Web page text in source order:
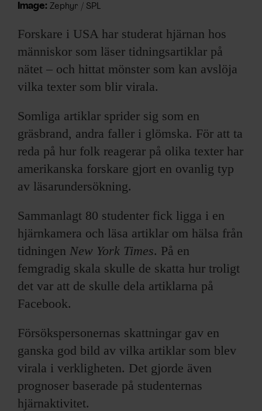
OM F&F
Image: Zephyr / SPL
Forskare i USA har studerat hjärnan hos
människor som läser tidningsartiklar på
nätet – och hittat mönster som kan avslöja
vilka texter som blir virala.
Somliga artiklar sprider sig som en
gräsbrand, andra faller i glömska. För att ta
reda på hur folk reagerar på olika texter har
amerikanska forskare gjort en ovanlig typ
av läsarundersökning.
Sammanlagt 80 studenter fick ligga i en
hjärnkamera och läsa artiklar om hälsa från
tidningen New York Times. På en
femgradig skala skulle de skatta hur troligt
det var att de skulle dela artiklarna på
Facebook.
Försökspersonernas skattningar gav en
ganska god bild av vilka artiklar som blev
virala i verkligheten. Det gjorde även
prognoser baserade på studenternas
hjärnaktivitet.